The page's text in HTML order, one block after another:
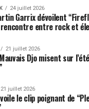
24 juillet 2026
Garrix dévoilent
rencontre entre rock et
21 juillet 2026
Djo misent sur
21 juillet 2026
le clip poignant de